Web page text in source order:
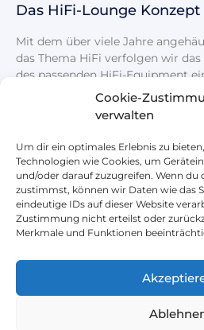
Cookie-
verwalten
Um dir ein optimales Erlebnis zu
Technologien wie Cookies, um
und/oder darauf zuzugreifen. Wenn du
zustimmst, können wir Daten wie das
eindeutige IDs auf dieser Website
Zustimmung nicht erteilst oder
Merkmale und Funktionen
Das HiFi-Lounge Konzept
Mit dem über viele Jahre
das Thema HiFi verfolgen wir
des passenden HiFi-Equipment
Klangerlebnis zu schaffen.
Rechtliches
Datenschutz
Blog